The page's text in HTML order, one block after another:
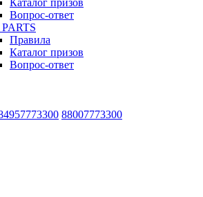
Каталог призов
Вопрос-ответ
Правила
Каталог призов
Вопрос-ответ
88007773300